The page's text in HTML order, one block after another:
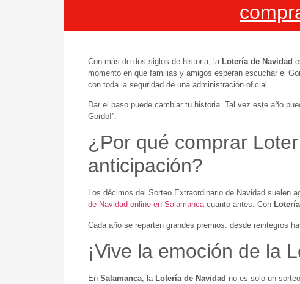
Con más de dos siglos de historia, la Lotería de Navidad
momento en que familias y amigos esperan escuchar el
con toda la seguridad de una administración oficial.
Dar el paso puede cambiar tu historia. Tal vez este año
Gordo!”.
¿Por qué comprar
anticipación?
Los décimos del Sorteo Extraordinario de Navidad suelen
de Navidad online en Salamancacuanto antes. Con
Cada año se reparten grandes premios: desde reintegros
¡Vive la emoción de la
En Salamanca, la Lotería de Navidad no es solo un